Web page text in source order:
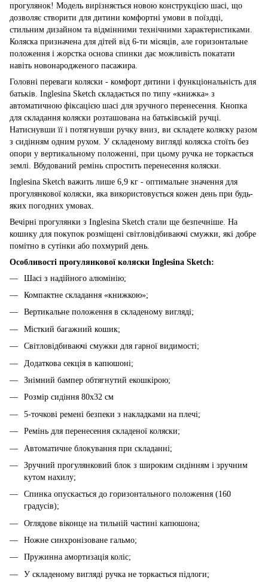
прогулянок! Модель вирізняється новою конструкцією шасі, що
дозволяє створити для дитини комфортні умови в поїздці,
стильним дизайном та відмінними технічними характеристиками.
Коляска призначена для дітей від 6-ти місяців, але горизонтальне
положення і жорстка основа спинки дає можливість покатати
навіть новонародженого пасажира.
Головні переваги коляски - комфорт дитини і функціональність для
батьків. Inglesina Sketch складається по типу «книжка» з
автоматичною фіксацією шасі для зручного перенесення. Кнопка
для складання коляски розташована на батьківській ручці.
Натиснувши її і потягнувши ручку вниз, ви складете коляску разом
з сидінням одним рухом. У складеному вигляді коляска стоїть без
опори у вертикальному положенні, при цьому ручка не торкається
землі. Вбудований ремінь спростить перенесення коляски.
Inglesina Sketch важить лише 6,9 кг - оптимальне значення для
прогулянкової коляски, яка використовується кожен день при будь-
яких погодних умовах.
Вечірні прогулянки з Inglesina Sketch стали ще безпечніше. На
кошику для покупок розміщені світловідбиваючі смужки, які добре
помітно в сутінки або похмурий день.
Особливості прогулянкової коляски Inglesina Sketch:
Шасі з надійного алюмінію;
Компактне складання «книжкою»;
Вертикальне положення в складеному вигляді;
Місткий багажний кошик;
Світловідбиваючі смужки для гарної видимості;
Додаткова секція в капюшоні;
Знімний бампер обтягнутий екошкірою;
Розмір сидіння 80х32 см
5-точкові ремені безпеки з накладками на плечі;
Ремінь для перенесення складеної коляски;
Автоматичне блокування при складанні;
Зручний прогулянковий блок з широким сидінням і зручним
кутом нахилу;
Спинка опускається до горизонтального положення (160
градусів);
Оглядове віконце на тильній частині капюшона;
Ножне синхронізоване гальмо;
Пружинна амортизація коліс;
У складеному вигляді ручка не торкається підлоги;